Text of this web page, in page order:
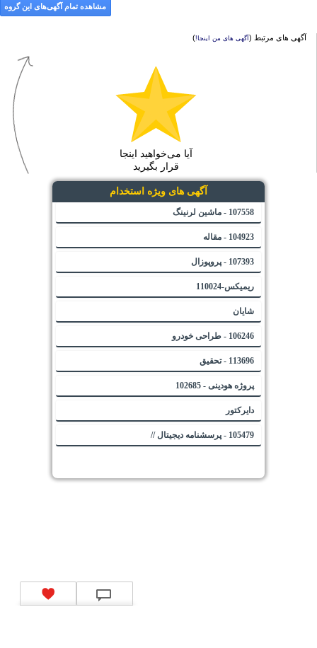
مشاهده تمام آگهی‌های این گروه
آگهی های مرتبط (آگهی های من اینجا!)
آیا می‌خواهید اینجا
قرار بگیرید
آگهی های ویژه استخدام
107558 - ماشین لرنینگ
104923 - مقاله
107393 - پروپوزال
ریمیکس-110024
شایان
106246 - طراحی خودرو
113696 - تحقیق
پروژه هودینی - 102685
دایرکتور
105479 - پرسشنامه دیجیتال //